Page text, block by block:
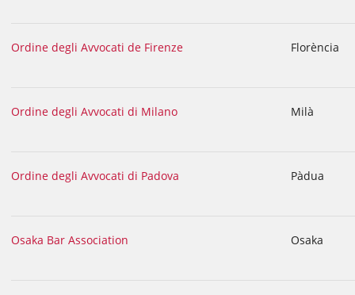
Ordine degli Avvocati de Firenze Florència
Ordine degli Avvocati di Milano Milà
Ordine degli Avvocati di Padova Pàdua
Osaka Bar Association Osaka